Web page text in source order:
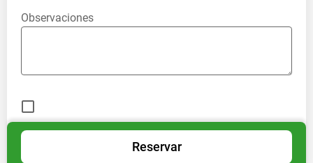
Observaciones
Reservar